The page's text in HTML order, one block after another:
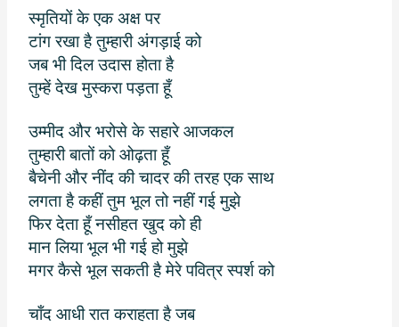
स्मृतियों के एक अक्ष पर
टांग रखा है तुम्हारी अंगड़ाई को
जब भी दिल उदास होता है
तुम्हें देख मुस्करा पड़ता हूँ
उम्मीद और भरोसे के सहारे आजकल
तुम्हारी बातों को ओढ़ता हूँ
बैचेनी और नींद की चादर की तरह एक साथ
लगता है कहीं तुम भूल तो नहीं गई मुझे
फिर देता हूँ नसीहत खुद को ही
मान लिया भूल भी गई हो मुझे
मगर कैसे भूल सकती है मेरे पवित्र स्पर्श को
चाँद आधी रात कराहता है जब